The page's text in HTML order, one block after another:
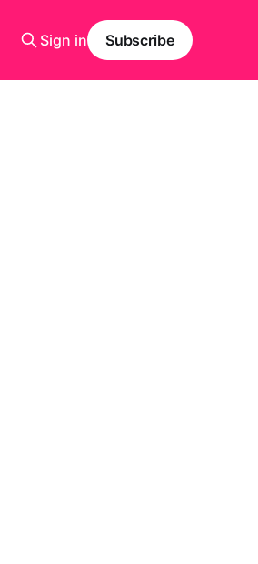
Sign in Subscribe